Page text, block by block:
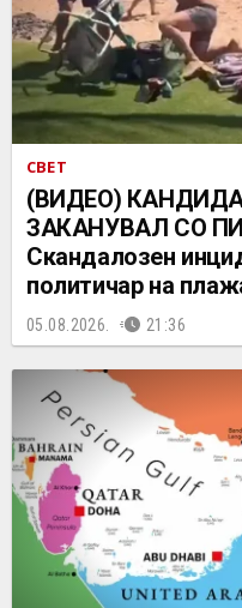
СВЕТ
(ВИДЕО)
ЗАКАНУВАЛ СО
Скандалозен
политичар на
05.08.2026. 21:36